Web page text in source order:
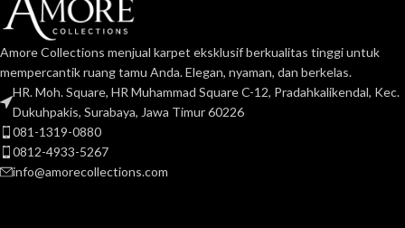
mudah luntur.
Lapisan bawah Gel Back Anti Selip
sehingga tidak licin dan tahan air
(Waterproof)
sehingga tidak licin dan tahan air
(Waterproof)
Amore Collections menjual karpet eksklusif berkualitas tinggi untuk
mempercantik ruang tamu Anda. Elegan, nyaman, dan berkelas.
HR. Moh. Square, HR Muhammad Square C-12, Pradahkalikendal, Kec.
Dukuhpakis, Surabaya, Jawa Timur 60226
081-1319-0880
0812-4933-5267
info@amorecollections.com